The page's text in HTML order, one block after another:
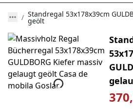
Standregal 53x178x39cm
geölt